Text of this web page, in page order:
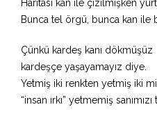
Haritası kan ile çizilmişken
Bunca tel örgü, bunca kan ile
Çünkü kardeş kanı dökmüşüz
kardeşçe yaşayamayız diye.
Yetmiş iki renkten yetmiş iki
“insan ırkı” yetmemiş